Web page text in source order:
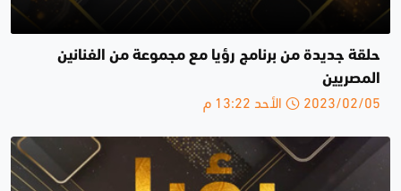
حلقة جديدة من برنامج رؤيا مع مجموعة من الفنانين
المصريين
2023/02/05 الأحد 13:22 م